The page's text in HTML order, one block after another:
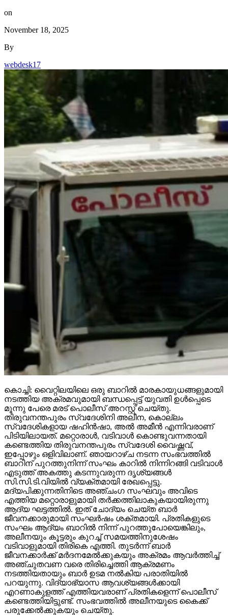
on
November 18, 2025
By
webdesk17
കൊച്ചി: വൈറ്റിലയിലെ ഒരു ബാറില്‍ മാരകായുധങ്ങളുമായി
നടത്തിയ അക്രമവുമായി ബന്ധപ്പെട്ട് യുവതി ഉള്‍പ്പെടെ
മൂന്നു പേരെ മരട് പൊലീസ് അറസ്റ്റ് ചെയ്തു.
തിരുവനന്തപുരം സ്വദേശിനി അലീന, കൊല്ലം
സ്വദേശികളായ ഷഹിന്‍ഷാ, അല്‍ അമീന്‍ എന്നിവരാണ്
പിടിയിലായത്. മറ്റൊരാള്‍, വടിവാള്‍ കൊണ്ടുവന്നതായി
കണ്ടെത്തിയ തിരുവനന്തപുരം സ്വദേശി വൈഷ്ണവ്,
ഇപ്പോഴും ഒളിവിലാണ്. ഞായറാഴ്ച നടന്ന സംഭവത്തില്‍
ബാറിന് പുറത്തുനിന്ന് സംഘം കാറില്‍ നിന്നിറങ്ങി വടിവാള്‍
എടുത്ത് അകത്തു കടന്നുവരുന്ന ദൃശ്യങ്ങള്‍
സി.സി.ടി.വിയില്‍ വ്യക്തമായി രേഖപ്പെട്ടു.
മദ്യപിക്കുന്നതിനിടെ അഞ്ചംഗ സംഘവും അവിടെ
എത്തിയ മറ്റൊരാളുമായി തര്‍ക്കത്തിലാകുകയായിരുന്നു
ആദ്യ ഘട്ടത്തില്‍. ഇത് ചോദ്യം ചെയ്ത ബാര്‍
ജീവനക്കാരുമായി സംഘര്‍ഷം ശക്തമായി. പ്രതികളുടെ
സംഘം ആദ്യം ബാറില്‍ നിന്ന് പുറത്തുപോയെങ്കിലും,
അലീനയും കൂട്ടരും കുറച്ച് സമയത്തിനുശേഷം
വടിവാളുമായി തിരികെ എത്തി. തുടര്‍ന്ന് ബാര്‍
ജീവനക്കാര്‍ക്ക് മര്‍ദനമേല്‍ക്കുകയും അക്രമം ആവര്‍ത്തിച്ച്
അഞ്ചുതവണ വരെ തിരിച്ചെത്തി ആക്രമണം
നടത്തിയതായും ബാര്‍ ഉടമ നല്‍കിയ പരാതിയില്‍
പറയുന്നു. വിദ്യാഭ്യാസ ആവശ്യങ്ങള്‍ക്കായി
എറണാകുളത്ത് എത്തിയവരാണ് പ്രതികളെന്ന് പൊലീസ്
കണ്ടെത്തിയിട്ടുണ്ട്. സംഭവത്തില്‍ അലീനയുടെ കൈക്ക്
പരുക്കേല്‍ക്കുകയും ചെയ്തു.